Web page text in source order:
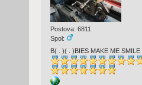
Postova: 6811
Spol:
B( . )( . )BIES MAKE ME SMILE